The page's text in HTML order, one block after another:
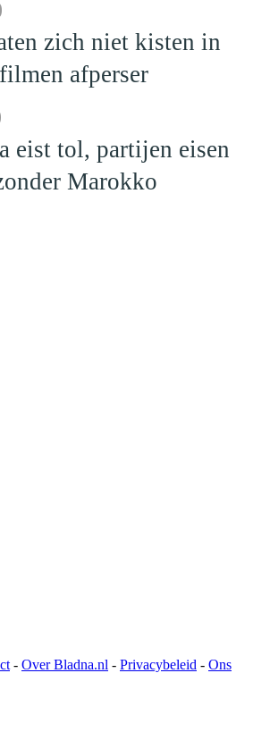
zich niet kisten in
afperser
eist tol, partijen eisen
Marokko
- Over Bladna.nl - Privacybeleid - Ons